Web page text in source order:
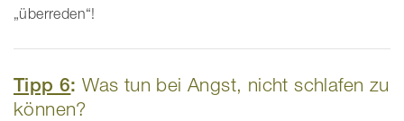
„überreden“!
Tipp 6: Was tun bei Angst, nicht schlafen zu
können?